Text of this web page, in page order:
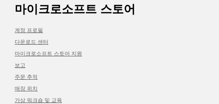
마이크로소프트 스토어
계정 프로필
다운로드 센터
마이크로소프트 스토어 지원
보고
주문 추적
매장 위치
가상 워크숍 및 교육